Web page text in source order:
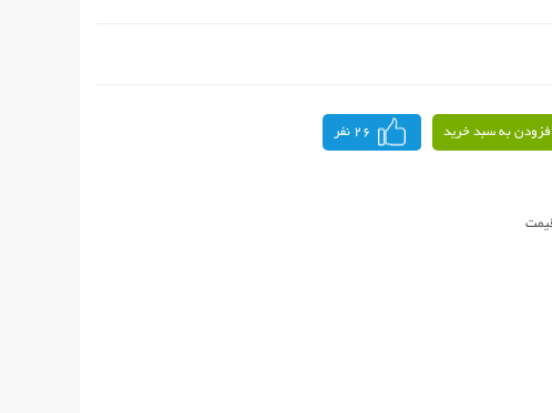
به سبد خرید 26 نفر